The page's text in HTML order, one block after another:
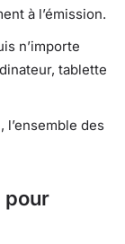
à l’émission.
n’importe
tablette
l’ensemble des
pour